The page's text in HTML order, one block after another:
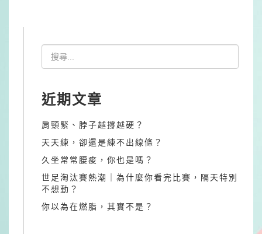
近期文章
肩頸緊、脖子越撐越硬？
天天練，卻還是練不出線條？
久坐常常腰痠，你也是嗎？
世足淘汰賽熱潮｜為什麼你看完比賽，隔天特別
不想動？
你以為在燃脂，其實不是？